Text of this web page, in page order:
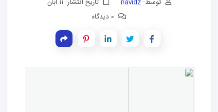
توسط:navidz
تاریخ انتشار: ۱۱ آبان